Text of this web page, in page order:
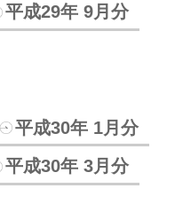
平成29年 9月分
平成30年 1月分
平成30年 3月分